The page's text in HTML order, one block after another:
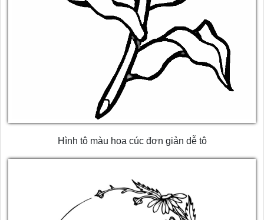
Hình tô màu hoa cúc đơn giản dễ tô